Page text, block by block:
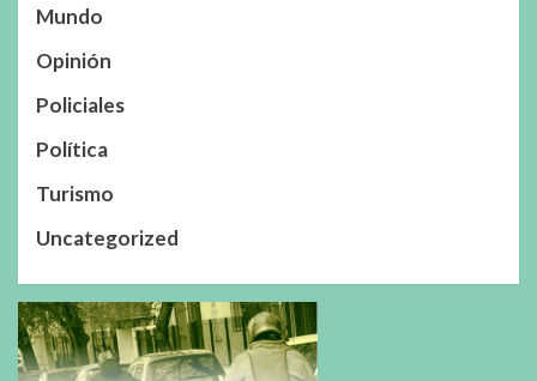
Mundo
Opinión
Policiales
Política
Turismo
Uncategorized